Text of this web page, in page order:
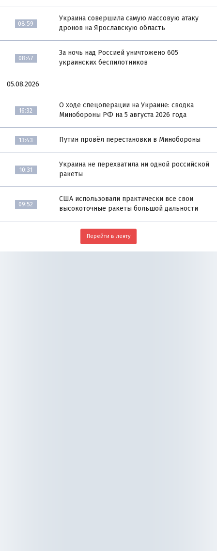
08:59
Украина совершила самую массовую атаку
дронов на Ярославскую область
08:47
За ночь над Россией уничтожено 605
украинских беспилотников
05.08.2026
16:32
О ходе спецоперации на Украине: сводка
Минобороны РФ на 5 августа 2026 года
13:43 Путин провёл перестановки в Минобороны
10:31
Украина не перехватила ни одной российской
ракеты
09:52
США использовали практически все свои
высокоточные ракеты большой дальности
Перейти в ленту